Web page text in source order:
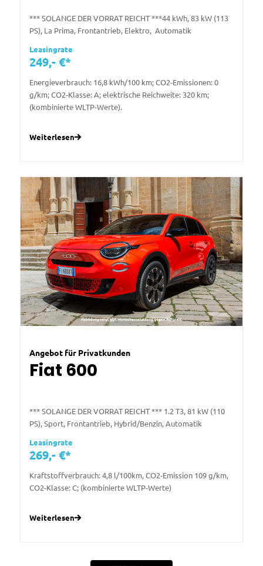
*** SOLANGE DER VORRAT REICHT ***44 kWh, 83 kW (113
PS), La Prima, Frontantrieb, Elektro, Automatik
Leasingrate
249,- €*
Energieverbrauch: 16,8 kWh/100 km; CO2-Emissionen: 0
g/km; CO2-Klasse: A; elektrische Reichweite: 320 km;
(kombinierte WLTP-Werte).
Weiterlesen
Angebot für Privatkunden
Fiat 600
*** SOLANGE DER VORRAT REICHT *** 1.2 T3, 81 kW (110
PS), Sport, Frontantrieb, Hybrid/Benzin, Automatik
Leasingrate
269,- €*
Kraftstoffverbrauch: 4,8 l/100km, CO2-Emission 109 g/km,
CO2-Klasse: C; (kombinierte WLTP-Werte)
Weiterlesen